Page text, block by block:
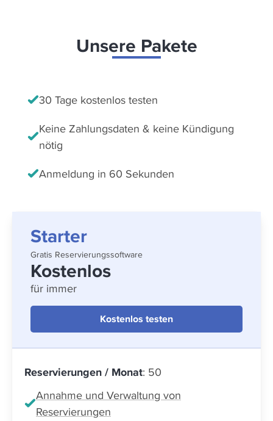
Unsere Pakete
30 Tage kostenlos testen
Keine Zahlungsdaten & keine Kündigung
nötig
Anmeldung in 60 Sekunden
Starter
Gratis Reservierungssoftware
Kostenlos
für immer
Kostenlos testen
Reservierungen / Monat: 50
Annahme und Verwaltung von
Reservierungen